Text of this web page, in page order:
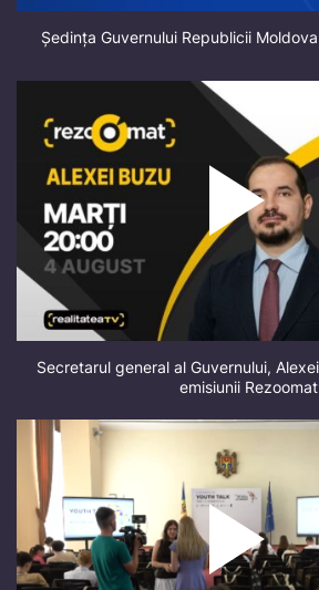
Ședința Guvernului Republicii
Secretarul general al Guvernului,
emisiunii Rezoomat